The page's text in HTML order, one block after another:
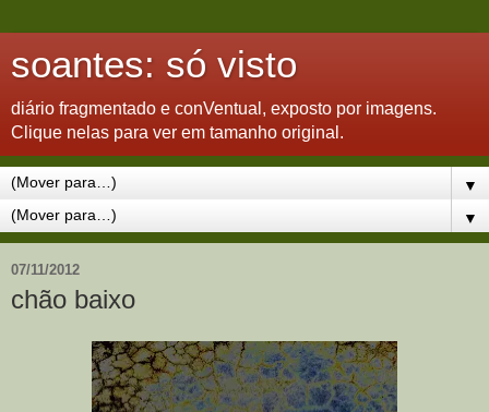
soantes: só visto
diário fragmentado e conVentual, exposto por imagens.
Clique nelas para ver em tamanho original.
▼
▼
07/11/2012
chão baixo